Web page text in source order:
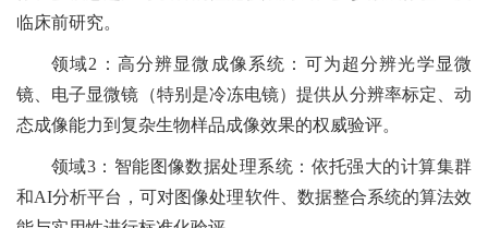
临床前研究。
领域2：高分辨显微成像系统：可为超分辨光学显微
镜、电子显微镜（特别是冷冻电镜）提供从分辨率标定、动
态成像能力到复杂生物样品成像效果的权威验评。
领域3：智能图像数据处理系统：依托强大的计算集群
和AI分析平台，可对图像处理软件、数据整合系统的算法效